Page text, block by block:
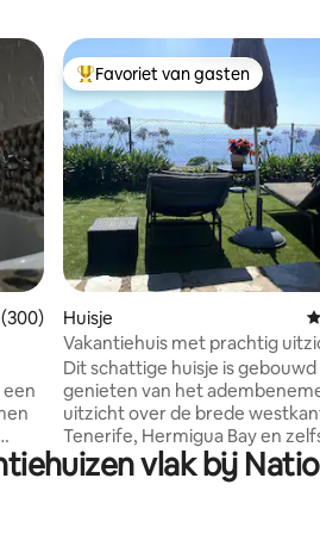
beoordeling van 4,84 op 5, 300
en
Topfavoriet van gasten
Favoriet van gasten
Huisje
Vakantiehuis met prachtig
Tenerife
Dit schattige huisje is
genieten van het
uitzicht over de brede
Tenerife, Hermigua Bay en
bergen van Agulo, vandaar dat
voorzien van een
vlak bij